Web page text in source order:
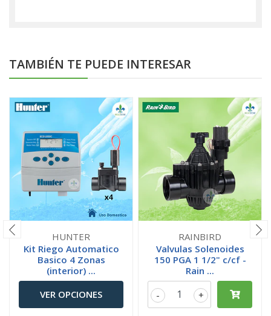
TAMBIÉN TE PUEDE INTERESAR
HUNTER
Kit Riego Automatico
Basico 4 Zonas
(interior) ...
VER OPCIONES
RAINBIRD
Valvulas Solenoides
150 PGA 1 1/2" c/cf -
Rain ...
+
-